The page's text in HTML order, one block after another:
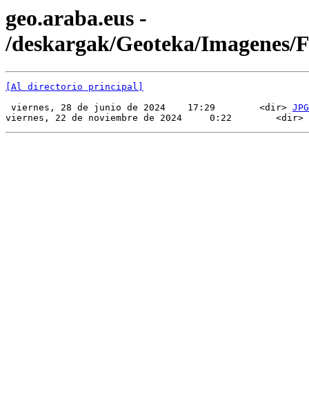
geo.araba.eus -
/deskargak/Geoteka/Imagenes/
[Al directorio principal]
viernes, 28 de junio de 2024    17:29        <dir> JPG
viernes, 22 de noviembre de 2024     0:22        <dir>